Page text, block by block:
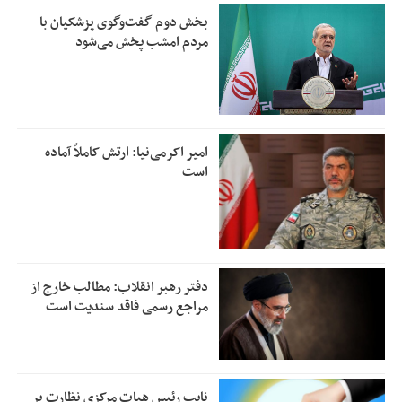
بخش دوم گفت‌وگوی پزشکیان با
مردم امشب پخش می‌شود
امیر اکرمی‌نیا: ارتش کاملاً آماده
است
دفتر رهبر انقلاب: مطالب خارج از
مراجع رسمی فاقد سندیت است